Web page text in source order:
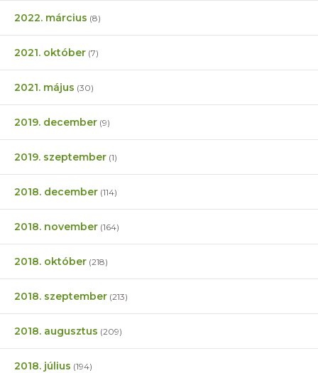
2022. március (8)
2021. október (7)
2021. május (30)
2019. december (9)
2019. szeptember (1)
2018. december (114)
2018. november (164)
2018. október (218)
2018. szeptember (213)
2018. augusztus (209)
2018. július (194)